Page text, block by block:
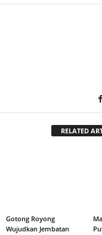
RELATED
Gotong Royong
Wujudkan Jembatan